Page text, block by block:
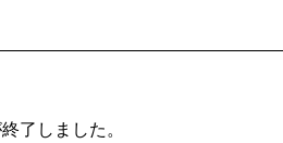
了しました。